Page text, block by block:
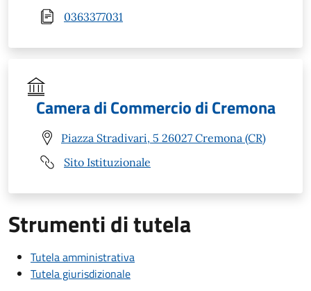
0363377031
Camera di Commercio di Cremona
Piazza Stradivari, 5 26027 Cremona (CR)
Sito Istituzionale
Strumenti di tutela
Tutela amministrativa
Tutela giurisdizionale